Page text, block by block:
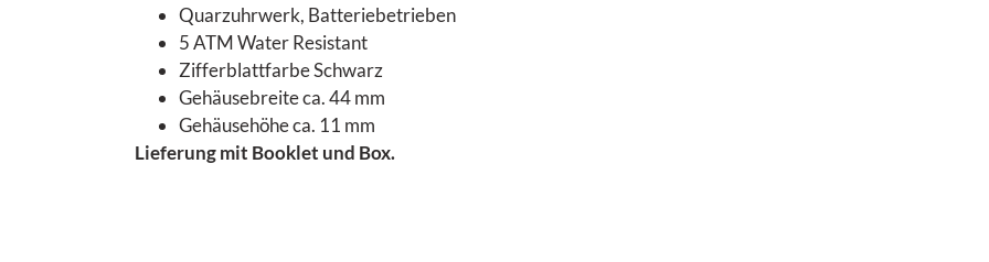
Quarzuhrwerk, Batteriebetrieben
5 ATM Water Resistant
Zifferblattfarbe Schwarz
Gehäusebreite ca. 44 mm
Gehäusehöhe ca. 11 mm
Lieferung mit Booklet und Box.